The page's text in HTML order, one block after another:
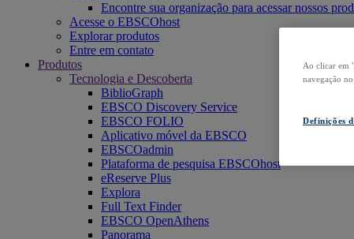
Encontre sua organização para acessar nossos
Acesse o EBSCOhost
Explorar produtos
Entre em contato
Produtos
Tecnologia e Descoberta
BiblioGraph
EBSCO Discovery Service
EBSCO FOLIO
Aplicativo móvel da EBSCO
EBSCOadmin
Plataforma de pesquisa EBSCOhost
eReserve Plus
Explora
Full Text Finder
EBSCO OpenAthens
Panorama
Ao clicar em
navegação
Definições